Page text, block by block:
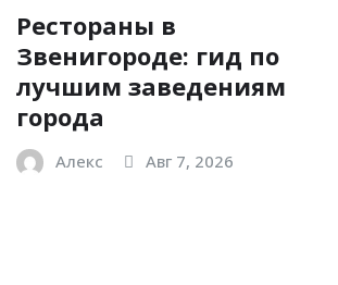
Рестораны в
Звенигороде: гид по
лучшим заведениям
города
Алекс Авг 7, 2026